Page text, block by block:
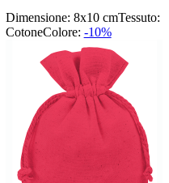
Dimensione: 8x10 cmTessuto:
CotoneColore: -10%